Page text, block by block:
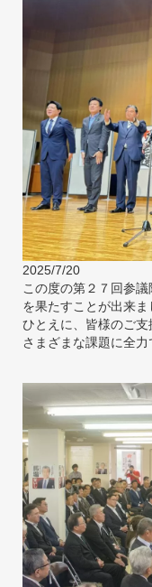
2025/7/20
この度の第２７回参
を果たすことが出来ま
ひとえに、皆様のご支
さまざまな課題に全力